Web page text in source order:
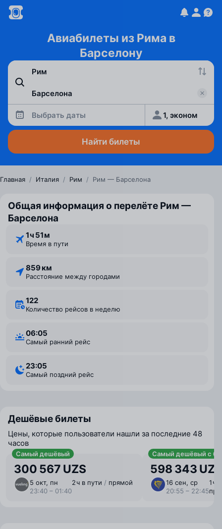
Авиабилеты из Рима в
Барселону
Выбрать даты 1, эконом
Найти билеты
Главная / Италия / Рим / Рим — Барселона
Общая информация о перелёте Рим —
Барселона
1 ⁠ч 51 ⁠м
Время в пути
859 км
Расстояние между городами
122
Количество рейсов в неделю
06:05
Самый ранний рейс
23:05
Самый поздний рейс
Дешёвые билеты
Цены, которые пользователи нашли за последние 48
часов
Самый дешёвый
300 567 UZS
5 окт, пн
23:40 – 01:40
2 ⁠ч в пути / прямой
Самый дешёвый с
598 343 UZS
16 сен, ср
20:55 – 22:45
1 ⁠ч